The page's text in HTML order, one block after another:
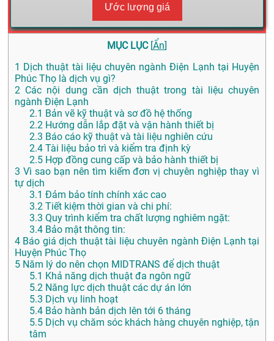
Ước lượng giá
MỤC LỤC [Ẩn]
1 Dịch thuật tài liệu chuyên ngành Điện Lạnh tại Huyện
Phúc Thọ là dịch vụ gì?
2 Các nội dung cần dịch thuật trong tài liệu chuyên
ngành Điện Lạnh
2.1 Bản vẽ kỹ thuật và sơ đồ hệ thống
2.2 Hướng dẫn lắp đặt và vận hành thiết bị
2.3 Báo cáo kỹ thuật và tài liệu nghiên cứu
2.4 Tài liệu bảo trì và kiểm tra định kỳ
2.5 Hợp đồng cung cấp và bảo hành thiết bị
3 Vì sao bạn nên tìm kiếm đơn vị chuyên nghiệp thay vì
tự dịch
3.1 Đảm bảo tính chính xác cao
3.2 Tiết kiệm thời gian và chi phí:
3.3 Quy trình kiểm tra chất lượng nghiêm ngặt:
3.4 Bảo mật thông tin:
4 Báo giá dịch thuật tài liệu chuyên ngành Điện Lạnh tại
Huyện Phúc Thọ
5 Năm lý do nên chọn MIDTRANS để dịch thuật
5.1 Khả năng dịch thuật đa ngôn ngữ
5.2 Năng lực dịch thuật các dự án lớn
5.3 Dịch vụ linh hoạt
5.4 Bảo hành bản dịch lên tới 6 tháng
5.5 Dịch vụ chăm sóc khách hàng chuyên nghiệp, tận
tâm